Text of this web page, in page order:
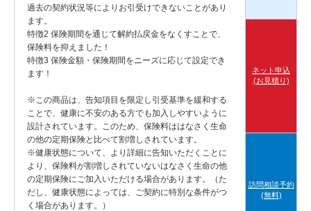
過去の契約状況等によりお引受けできないことがあり
ます。
特徴2 保険期間を通じて解約払戻金をなくすことで、
保険料を抑えました！
特徴3 保険金額・保険期間をニーズに応じて設定でき
ます！
※この商品は、告知項目を限定し引受基準を緩和する
ことで、健康に不安のある方でも加入しやすいように
設計されています。このため、保険料ははなさく生命
の他の定期保険と比べて割増しされています。
※健康状態について、より詳細に告知いただくことに
より、保険料が割増しされていないはなさく生命の他
の定期保険にご加入いただける場合があります。（た
だし、健康状態によっては、ご契約に特別な条件がつ
く場合があります。）
ネット申込
(お見積り)
訪問相談予約
(無料)